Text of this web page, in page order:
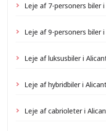
Leje af 7-personers biler
Leje af 9-personers biler
Leje af luksusbiler i
Leje af hybridbiler i
Leje af cabrioleter i